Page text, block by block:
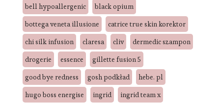
bell hypoallergenic
black opium
bottega veneta illusione
catrice true skin korektor
chi silk infusion
claresa cliv
dermedic szampon
drogerie
essence
gillette fusion 5
good bye redness
gosh podkład
hebe. pl
hugo boss energise
ingrid ingrid team x